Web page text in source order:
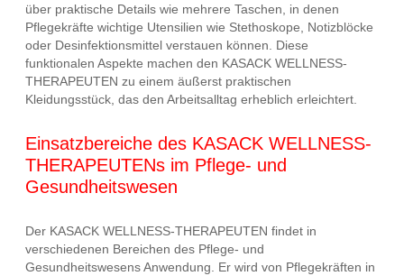
über praktische Details wie mehrere Taschen, in denen
Pflegekräfte wichtige Utensilien wie Stethoskope, Notizblöcke
oder Desinfektionsmittel verstauen können. Diese
funktionalen Aspekte machen den KASACK WELLNESS-
THERAPEUTEN zu einem äußerst praktischen
Kleidungsstück, das den Arbeitsalltag erheblich erleichtert.
Einsatzbereiche des KASACK WELLNESS-
THERAPEUTENs im Pflege- und
Gesundheitswesen
Der KASACK WELLNESS-THERAPEUTEN findet in
verschiedenen Bereichen des Pflege- und
Gesundheitswesens Anwendung. Er wird von Pflegekräften in